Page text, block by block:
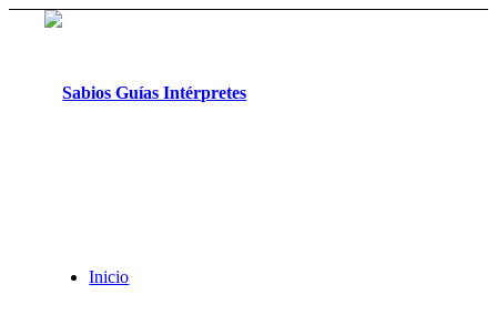
Inicio